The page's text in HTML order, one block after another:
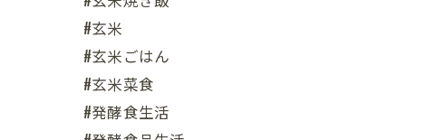
#玄米
#玄米ごはん
#玄米菜食
#発酵食生活